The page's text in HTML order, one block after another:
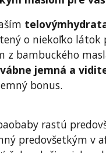
telovým
o niekoľko
z bambuckého
jemná a
bonus.
rastú
predovšetkým v